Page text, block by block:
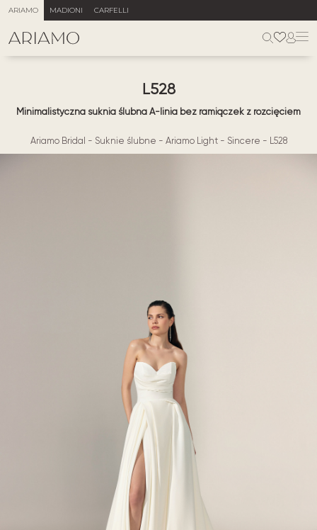
ARIAMO MADIONI CARFELLI
L528
Minimalistyczna suknia ślubna A-linia bez ramiączek z rozcięciem
Ariamo Bridal - Suknie ślubne - Ariamo Light- Sincere - L528